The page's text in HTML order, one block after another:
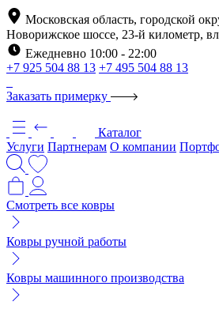
Московская область, городской
Новорижское шоссе, 23-й километр,
Ежедневно 10:00 - 22:00
+7 925 504 88 13 +7 495 504 88 13
Заказать примерку
Каталог
Услуги Партнерам О компании
Смотреть все ковры
Ковры ручной работы
Ковры машинного производства